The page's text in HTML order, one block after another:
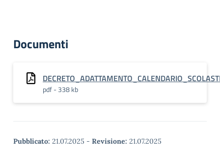
Documenti
pdf - 338 kb
Pubblicato: 21.07.2025 - Revisione: 21.07.2025